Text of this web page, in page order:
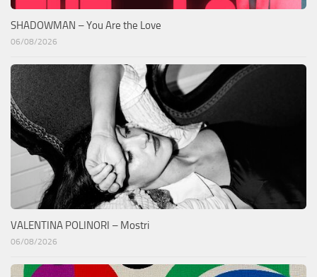
SHADOWMAN – You Are the Love
06/08/2026
VALENTINA POLINORI – Mostri
06/08/2026